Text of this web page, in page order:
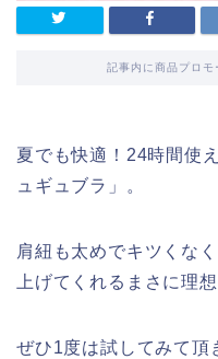
記事内に商品プロモ
夏でも快適！24時間使
ュギュブラ」。
肩紐も太めでキツくな
上げてくれるまさに理
ぜひ1度は試してみて頂